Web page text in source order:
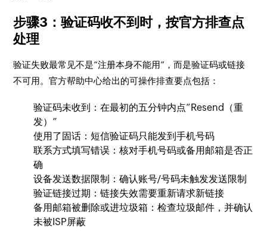
步骤3：验证码收不到时，按官方排查点
处理
验证失败最常见不是“注册本身不能用”，而是验证码或链接
不可用。官方帮助中心给出的可操作排查要点包括：
验证码未收到：在最初的五分钟内点“Resend（重
发）”
使用了固话：短信验证码只能发到手机号码
联系方式填写错误：核对手机号码或备用邮箱是否正
确
设备发送数据限制：确认账号/号码未触发发送限制
验证链接过期：链接失效需要重新请求新链接
备用邮箱被删除或进垃圾箱：检查垃圾邮件，并确认
未被ISP屏蔽